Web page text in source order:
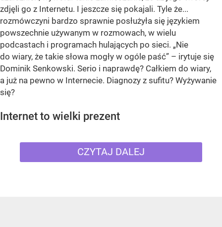
zdjęli go z Internetu. I jeszcze się pokajali. Tyle że...
rozmówczyni bardzo sprawnie posłużyła się językiem
powszechnie używanym w rozmowach, w wielu
podcastach i programach hulających po sieci. „Nie
do wiary, że takie słowa mogły w ogóle paść” – irytuje się
Dominik Senkowski. Serio i naprawdę? Całkiem do wiary,
a już na pewno w Internecie. Diagnozy z sufitu? Wyżywanie
się?
Internet to wielki prezent
CZYTAJ DALEJ